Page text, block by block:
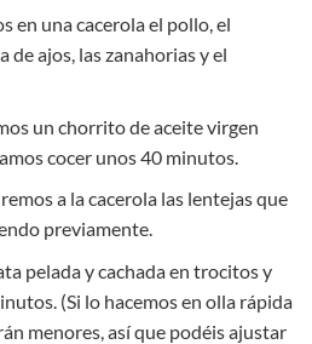
en una cacerola el pollo, el
de ajos, las zanahorias y el
un chorrito de aceite virgen
cocer unos 40 minutos.
a la cacerola las lentejas que
previamente.
pelada y cachada en trocitos y
(Si lo hacemos en olla rápida
menores, así que podéis ajustar